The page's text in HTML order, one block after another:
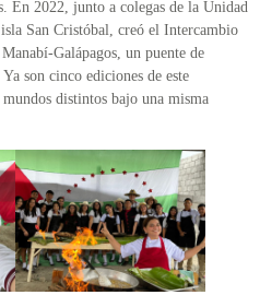
En 2022, junto a colegas de la Unidad
San Cristóbal, creó el Intercambio
Galápagos, un puente de
son cinco ediciones de este
distintos bajo una misma